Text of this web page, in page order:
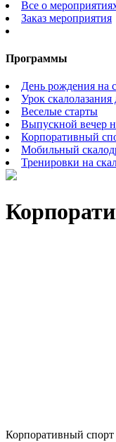
Все о
Заказ мероприятия
Программы
День рождения на
Урок
Веселые старты
Выпускной вечер
Корпоративный
Мобильный
Тренировки на
Корпоративный спорт